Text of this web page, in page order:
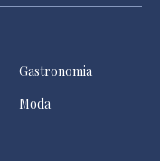
Gastronomia
Moda